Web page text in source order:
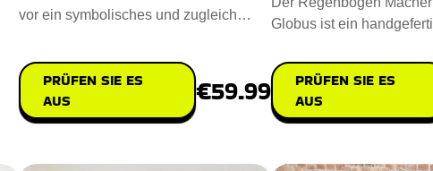
vor ein symbolisches und zugleich
PRÜFEN SIE ES
AUS
€59.99
Globus ist ein
PRÜFEN SIE ES
AUS